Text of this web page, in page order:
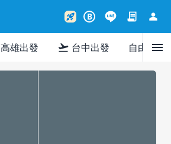
rocket_launch B contract person
高雄出發 flight_takeoff 台中出發 自由行menu